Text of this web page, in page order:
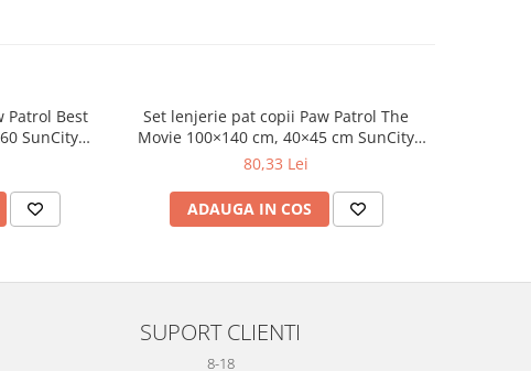
Patrol Best
SunCity
Set lenjerie pat copii Paw Patrol The
Movie 100×140 cm, 40×45 cm SunCity
BRM007611
80,33 Lei
ADAUGA IN COS
SUPORT CLIENTI
8-18